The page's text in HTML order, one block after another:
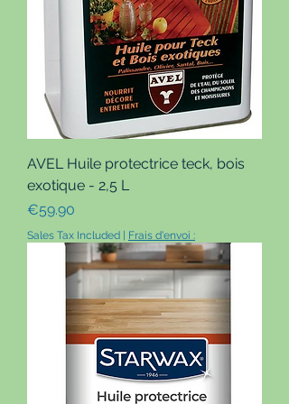
AVEL Huile protectrice teck, bois
exotique - 2,5 L
Price
€59.90
Sales Tax Included Frais d'envoi :